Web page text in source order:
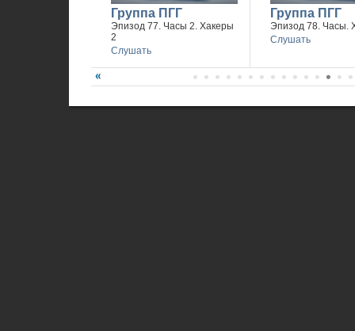
Группа ПГГ
Эпизод 77. Часы 2. Хакеры
2
Слушать
Группа ПГГ
Эпизод 78. Часы.
Слушать